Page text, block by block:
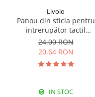
Livolo
Panou din sticla pentru
intrerupător tactil
dublu,Livolo
24,00 RON
20,64 RON
IN STOC